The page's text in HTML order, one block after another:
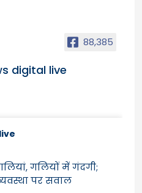
88,385
digital live
गलियों में गंदगी;
पर सवाल